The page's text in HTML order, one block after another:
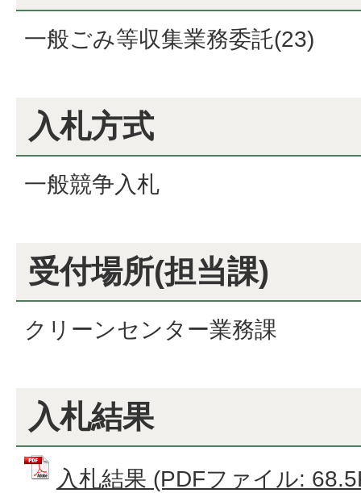
一般ごみ等収集業務委託(23)
入札方式
一般競争入札
受付場所(担当課)
クリーンセンター業務課
入札結果
入札結果 (PDFファイル: